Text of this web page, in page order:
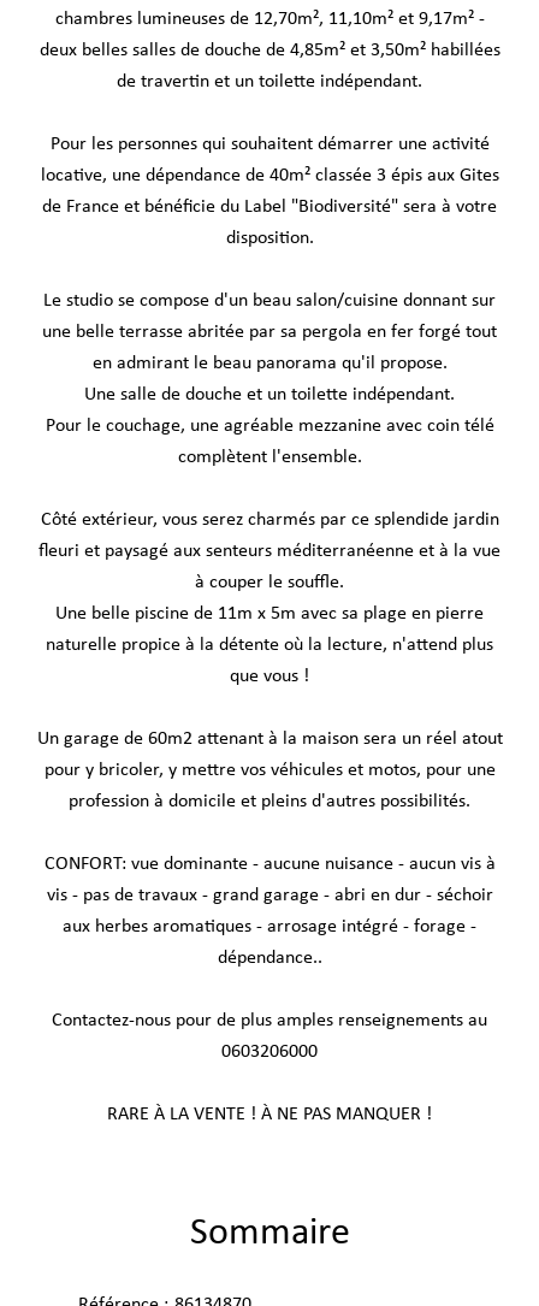
chambres lumineuses de 12,70m², 11,10m² et 9,17m² -
deux belles salles de douche de 4,85m² et 3,50m² habillées
de travertin et un toilette indépendant.
Pour les personnes qui souhaitent démarrer une activité
locative, une dépendance de 40m² classée 3 épis aux Gites
de France et bénéficie du Label "Biodiversité" sera à votre
disposition.
Le studio se compose d'un beau salon/cuisine donnant sur
une belle terrasse abritée par sa pergola en fer forgé tout
en admirant le beau panorama qu'il propose.
Une salle de douche et un toilette indépendant.
Pour le couchage, une agréable mezzanine avec coin télé
complètent l'ensemble.
Côté extérieur, vous serez charmés par ce splendide jardin
fleuri et paysagé aux senteurs méditerranéenne et à la vue
à couper le souffle.
Une belle piscine de 11m x 5m avec sa plage en pierre
naturelle propice à la détente où la lecture, n'attend plus
que vous !
Un garage de 60m2 attenant à la maison sera un réel atout
pour y bricoler, y mettre vos véhicules et motos, pour une
profession à domicile et pleins d'autres possibilités.
CONFORT: vue dominante - aucune nuisance - aucun vis à
vis - pas de travaux - grand garage - abri en dur - séchoir
aux herbes aromatiques - arrosage intégré - forage -
dépendance..
Contactez-nous pour de plus amples renseignements au
0603206000
RARE À LA VENTE ! À NE PAS MANQUER !
Sommaire